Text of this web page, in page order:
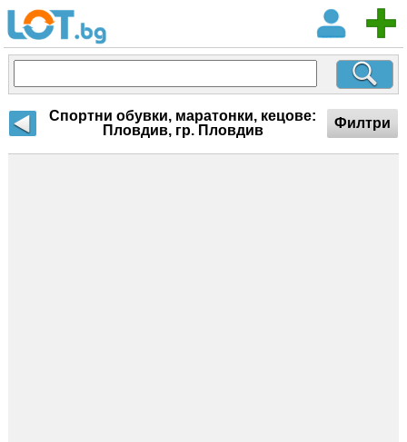
Спортни обувки, маратонки, кецове:
Пловдив, гр. Пловдив
Филтри